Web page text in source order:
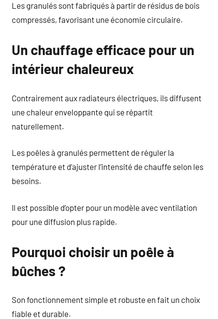
Les granulés sont fabriqués à partir de résidus de bois
compressés, favorisant une économie circulaire.
Un chauffage efficace pour un
intérieur chaleureux
Contrairement aux radiateurs électriques, ils diffusent
une chaleur enveloppante qui se répartit
naturellement.
Les poêles à granulés permettent de réguler la
température et d’ajuster l’intensité de chauffe selon les
besoins.
Il est possible d’opter pour un modèle avec ventilation
pour une diffusion plus rapide.
Pourquoi choisir un poêle à
bûches ?
Son fonctionnement simple et robuste en fait un choix
fiable et durable.